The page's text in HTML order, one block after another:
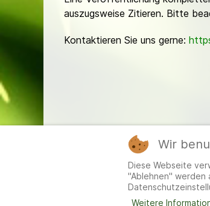
auszugsweise Zitieren. Bitte
Kontaktieren Sie uns gerne:
Wir
Diese Webseite
"Ablehnen" werden
Weitere